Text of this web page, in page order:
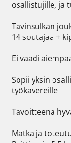
osallistujille, ja
Tavinsulkan
14 soutajaa +
Ei vaadi
Sopii yksin
työkavereille
Tavoitteena
Matka ja